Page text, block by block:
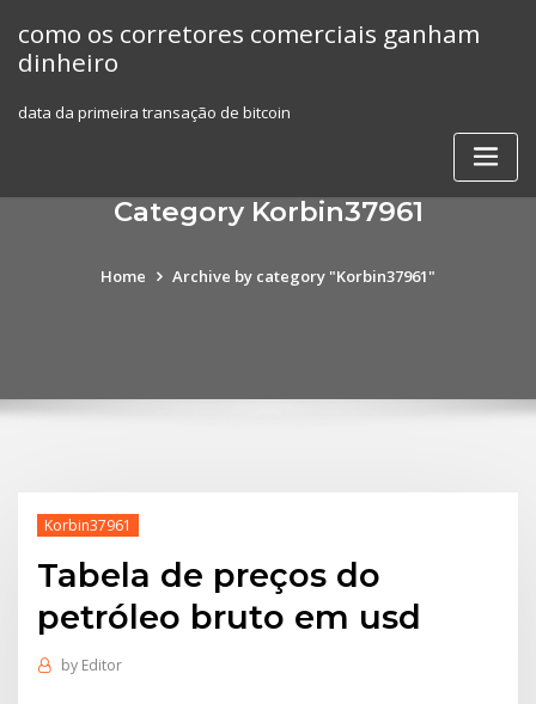
content
como os corretores comerciais ganham
dinheiro
data da primeira transação de bitcoin
Category Korbin37961
Home Archive by category "Korbin37961"
Korbin37961
Tabela de preços do
petróleo bruto em usd
by Editor